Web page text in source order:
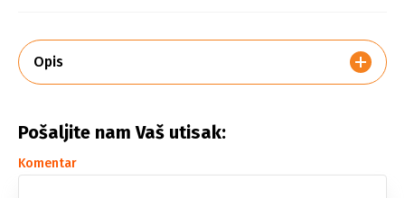
Opis
Pošaljite nam Vaš utisak:
Komentar